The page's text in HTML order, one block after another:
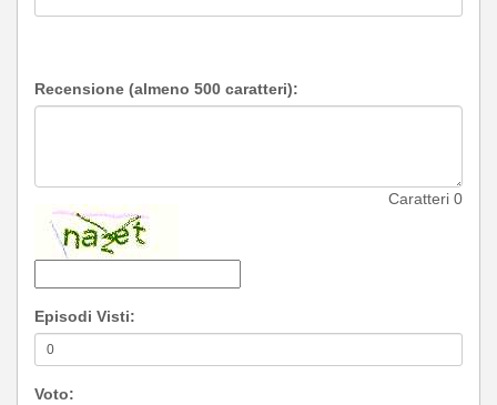
Recensione (almeno 500 caratteri):
Caratteri 0
Episodi Visti:
Voto: